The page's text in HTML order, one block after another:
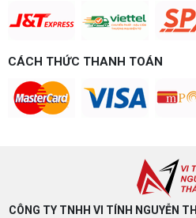
theo đúng ngân
Build PC
Build PC
Intel/AMD và
phí tại Vi tính
PLUS –
CÁCH THỨC THANH TOÁN
CÔNG TY TNHH VI TÍNH NGUYỄN